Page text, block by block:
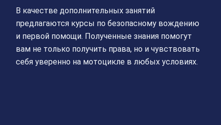
В качестве дополнительных занятий
предлагаются курсы по безопасному вождению
и первой помощи. Полученные знания помогут
вам не только получить права, но и чувствовать
себя уверенно на мотоцикле в любых условиях.